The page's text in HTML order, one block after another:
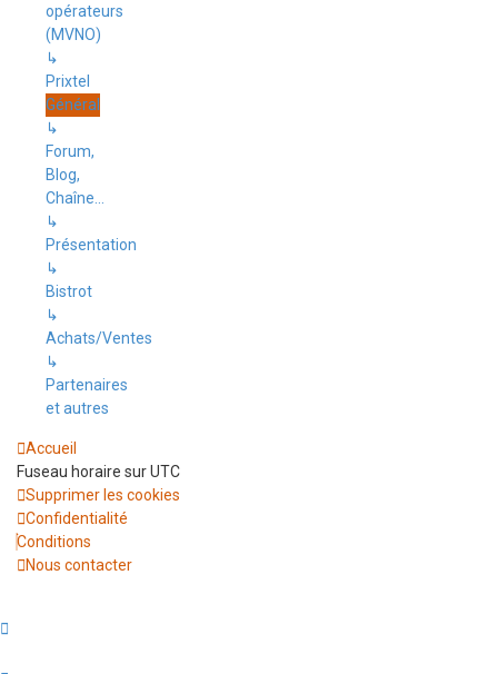
opérateurs
(MVNO)
↳
Prixtel
Général
↳
Forum,
Blog,
Chaîne...
↳
Présentation
↳
Bistrot
↳
Achats/Ventes
↳
Partenaires
et autres
Accueil
Fuseau horaire surUTC
Supprimer les cookies
Confidentialité
Conditions
Nous contacter